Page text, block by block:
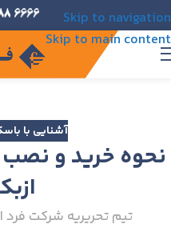
Skip to navigation
Skip to main content
آشنایی با
نحوه خرید و
تیم تحریریه شرکت فرد